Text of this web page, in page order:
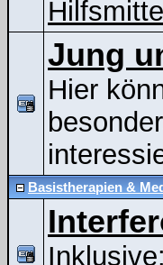
Hilfsmittel
Jung
Hier
Basistherapien &
Inklusive: